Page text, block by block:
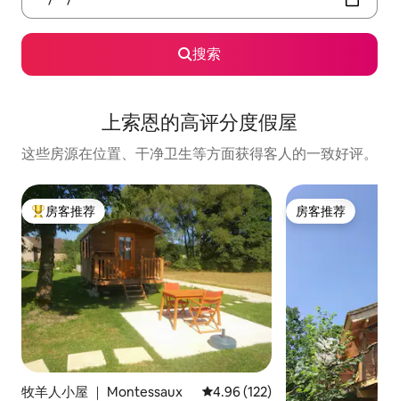
搜索
上索恩的高评分度假屋
这些房源在位置、干净卫生等方面获得客人的一致好评。
热门「房客推荐」
房客推荐
牧羊人小屋 ｜ Montessaux 平均评分 4.96 分（满分 5 分），
4.96 (122)
房客推荐
房客推荐